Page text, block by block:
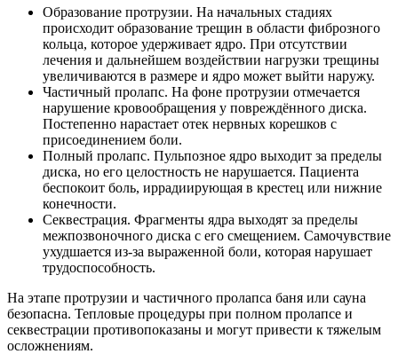
Образование протрузии. На начальных стадиях
происходит образование трещин в области фиброзного
кольца, которое удерживает ядро. При отсутствии
лечения и дальнейшем воздействии нагрузки трещины
увеличиваются в размере и ядро может выйти наружу.
Частичный пролапс. На фоне протрузии отмечается
нарушение кровообращения у повреждённого диска.
Постепенно нарастает отек нервных корешков с
присоединением боли.
Полный пролапс. Пульпозное ядро выходит за пределы
диска, но его целостность не нарушается. Пациента
беспокоит боль, иррадиирующая в крестец или нижние
конечности.
Секвестрация. Фрагменты ядра выходят за пределы
межпозвоночного диска с его смещением. Самочувствие
ухудшается из-за выраженной боли, которая нарушает
трудоспособность.
На этапе протрузии и частичного пролапса баня или сауна
безопасна. Тепловые процедуры при полном пролапсе и
секвестрации противопоказаны и могут привести к тяжелым
осложнениям.